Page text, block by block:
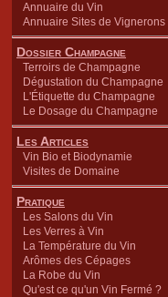
Annuaire du Vin
Annuaire Sites de Vignerons
Dossier Champagne
Terroirs de Champagne
Dégustation du Champagne
L'Étiquette du Champagne
Le Dosage du Champagne
Les Articles
Vin Bio et Biodynamie
Visites de Domaine
Pratique
Les Salons du Vin
Les Verres à Vin
La Température du Vin
Arômes des Cépages
La Robe du Vin
Qu'est ce qu'un Vin Fermé ?